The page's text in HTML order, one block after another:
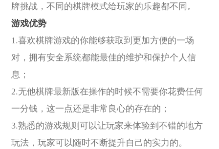
牌挑战，不同的棋牌模式给玩家的乐趣都不同。
游戏优势
1.喜欢棋牌游戏的你能够获取到更加方便的一场
对，拥有安全系统都能最佳的维护和保护个人信
息；
2.无他棋牌最新版在操作的时候不需要你花费任何
一分钱，这一点还是非常良心的存在的；
3.熟悉的游戏规则可以让玩家来体验到不错的地方
玩法，玩家可以随时不断提升自己的实力的。